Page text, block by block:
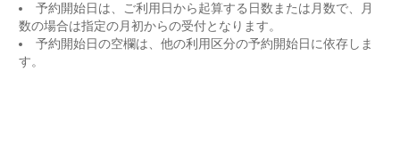
予約開始日は、ご利用日から起算する日数または月数で、月
数の場合は指定の月初からの受付となります。
予約開始日の空欄は、他の利用区分の予約開始日に依存しま
す。